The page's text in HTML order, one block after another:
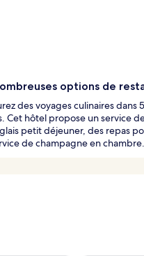
options de
des voyages culinaires dans
Cet hôtel propose un service
petit déjeuner, des repas
de champagne en chambre.